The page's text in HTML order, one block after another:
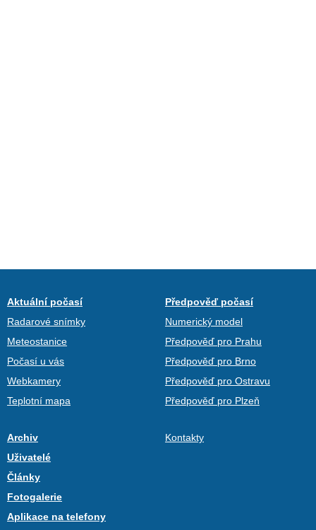
Aktuální počasí
Radarové snímky
Meteostanice
Počasí u vás
Webkamery
Teplotní mapa
Předpověď počasí
Numerický model
Předpověď pro Prahu
Předpověď pro Brno
Předpověď pro Ostravu
Předpověď pro Plzeň
Archiv
Uživatelé
Články
Fotogalerie
Aplikace na telefony
Kontakty